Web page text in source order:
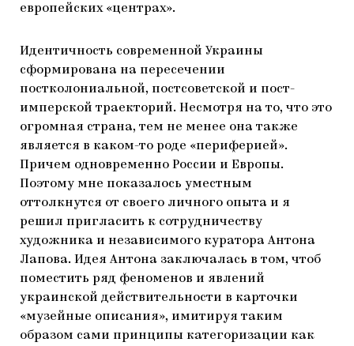
европейских «центрах».
Идентичность современной Украины
сформирована на пересечении
постколониальной, постсоветской и пост-
имперской траекторий. Несмотря на то, что это
огромная страна, тем не менее она также
является в каком-то роде «периферией».
Причем одновременно России и Европы.
Поэтому мне показалось уместным
оттолкнутся от своего личного опыта и я
решил пригласить к сотрудничеству
художника и независимого куратора Антона
Лапова. Идея Антона заключалась в том, чтоб
поместить ряд феноменов и явлений
украинской действительности в карточки
«музейные описания», имитируя таким
образом сами принципы категоризации как